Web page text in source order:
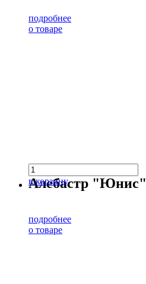
подробнее
о товаре
в корзину
Алебастр "Юнис"
подробнее
о товаре